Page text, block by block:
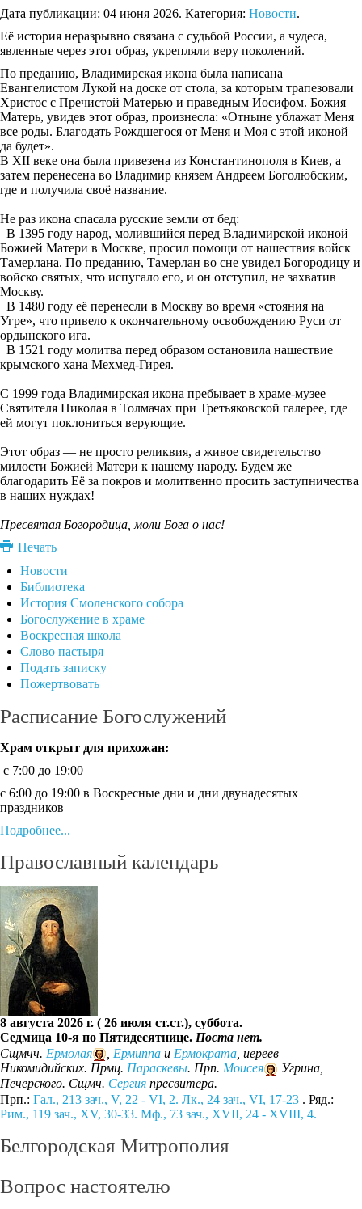
Дата публикации: 04 июня 2026. Категория: Новости.
Её история неразрывно связана с судьбой России, а чудеса,
явленные через этот образ, укрепляли веру поколений.
По преданию, Владимирская икона была написана
Евангелистом Лукой на доске от стола, за которым трапезовали
Христос с Пречистой Матерью и праведным Иосифом. Божия
Матерь, увидев этот образ, произнесла: «Отныне ублажат Меня
все роды. Благодать Рождшегося от Меня и Моя с этой иконой
да будет».
В XII веке она была привезена из Константинополя в Киев, а
затем перенесена во Владимир князем Андреем Боголюбским,
где и получила своё название.
Не раз икона спасала русские земли от бед:
В 1395 году народ, молившийся перед Владимирской иконой
Божией Матери в Москве, просил помощи от нашествия войск
Тамерлана. По преданию, Тамерлан во сне увидел Богородицу и
войско святых, что испугало его, и он отступил, не захватив
Москву.
В 1480 году её перенесли в Москву во время «стояния на
Угре», что привело к окончательному освобождению Руси от
ордынского ига.
В 1521 году молитва перед образом остановила нашествие
крымского хана Мехмед-Гирея.
С 1999 года Владимирская икона пребывает в храме-музее
Святителя Николая в Толмачах при Третьяковской галерее, где
ей могут поклониться верующие.
Этот образ — не просто реликвия, а живое свидетельство
милости Божией Матери к нашему народу. Будем же
благодарить Её за покров и молитвенно просить заступничества
в наших нуждах!
Пресвятая Богородица, моли Бога о нас!
Печать
Новости
Библиотека
История Смоленского собора
Богослужение в храме
Воскресная школа
Слово пастыря
Подать записку
Пожертвовать
Расписание Богослужений
Храм открыт для прихожан:
c 7:00 до 19:00
с 6:00 до 19:00 в Воскресные дни и дни двунадесятых
праздников
Подробнее...
Православный календарь
8 августа 2026 г. ( 26 июля ст.ст.), суббота.
Седмица 10-я по Пятидесятнице. Поста нет.
Сщмчч. Ермолая Ермиппа и Ермократа , иереев
Никомидийских. Прмц. Параскевы. Прп. Моисея
Угрина,
Печерского. Сщмч. Сергия пресвитера.
Прп.: Гал., 213 зач., V, 22 - VI, 2. Лк., 24 зач., VI, 17-23 . Ряд.:
Рим., 119 зач., XV, 30-33. Мф., 73 зач., XVII, 24 - XVIII, 4.
Белгородская Митрополия
Вопрос настоятелю